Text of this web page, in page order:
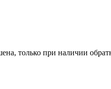
только при наличии